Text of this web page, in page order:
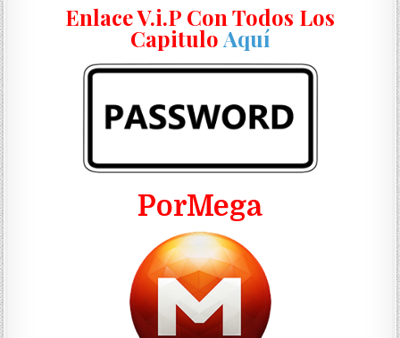
Enlace V.i.P Con Todos Los
CapituloAquí
PorMega